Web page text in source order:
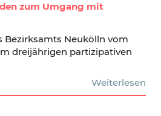
zum Umgang mit
Bezirksamts Neukölln vom
dreijährigen partizipativen
Weiterlesen